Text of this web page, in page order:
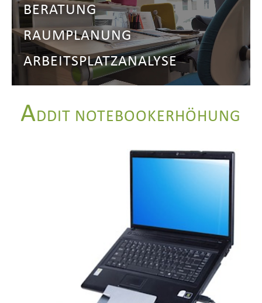
BERATUNG
RAUMPLANUNG
ARBEITSPLATZANALYSE
ADDIT NOTEBOOKERHÖHUNG